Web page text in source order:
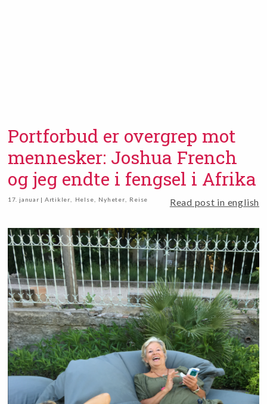
Portforbud er overgrep mot
mennesker: Joshua French
og jeg endte i fengsel i Afrika
17. januar | Artikler Helse Nyheter Reise Read post in english